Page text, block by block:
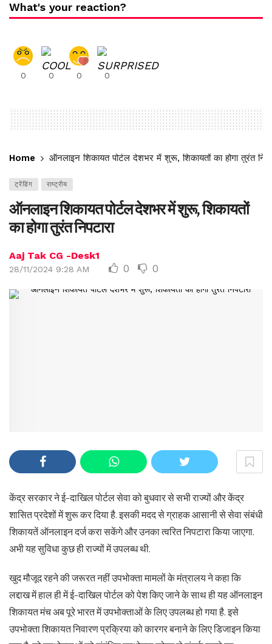
What's your reaction?
0 0 0 0
Home ऑनलाइन शिकायत पोर्टल देशभर में शुरू, शिकायतों का होगा तुरंत
ट्रेंडिंग राष्ट्रीय
ऑनलाइन शिकायत पोर्टल देशभर में शुरू, शिकायतों
का होगा तुरंत निपटारा
Aaj Tak CG -Desk1
28/11/2024 9:28 AM 0 0
केंद्र सरकार ने ई-दाखिल पोर्टल सेवा को बुधवार से सभी राज्यों और केंद्र
शासित प्रदेशों में शुरू कर दिया है. इसकी मदद से ग्राहक आसानी से सेवा संबंधी
शिकायतें ऑनलाइन दर्ज करा सकेंगे और उनका त्वरित निपटारा किया जाएगा.
अभी यह सुविधा कुछ ही राज्यों में उपलब्ध थी.
खुद मौजूद रहने की जरूरत नहीं उपभोक्ता मामलों के मंत्रालय ने कहा कि
लद्दाख में हाल ही में ई-दाखिल पोर्टल को पेश किए जाने के साथ ही यह ऑनलाइन
शिकायत मंच अब पूरे भारत में उपभोक्ताओं के लिए उपलब्ध हो गया है. इसे
उपभोक्ता शिकायत निवारण प्रक्रिया को कारगर बनाने के लिए डिजाइन किया